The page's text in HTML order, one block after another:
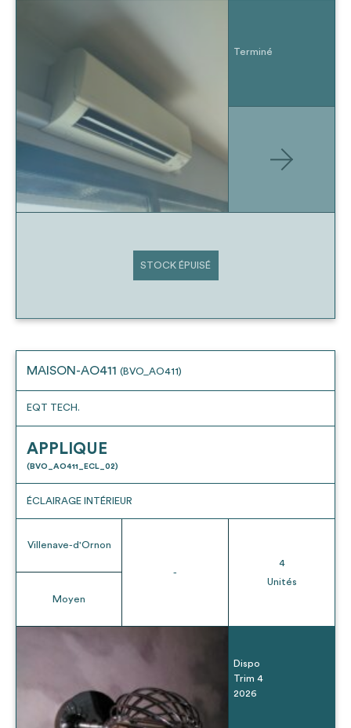
Terminé
STOCK ÉPUISÉ
MAISON-AO411 (BVO_AO411)
EQT TECH.
APPLIQUE
(BVO_AO411_ECL_02)
ÉCLAIRAGE INTÉRIEUR
Villenave-d'Ornon
Moyen
-
4
Unités
Dispo
Trim 4
2026